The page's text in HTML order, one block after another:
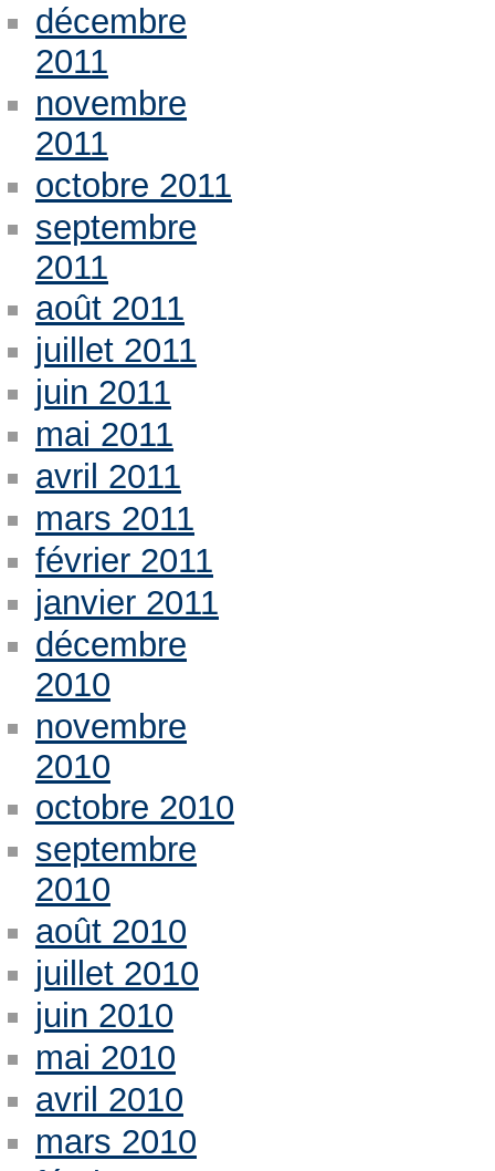
décembre
2011
novembre
2011
octobre 2011
septembre
2011
août 2011
juillet 2011
juin 2011
mai 2011
avril 2011
mars 2011
février 2011
janvier 2011
décembre
2010
novembre
2010
octobre 2010
septembre
2010
août 2010
juillet 2010
juin 2010
mai 2010
avril 2010
mars 2010